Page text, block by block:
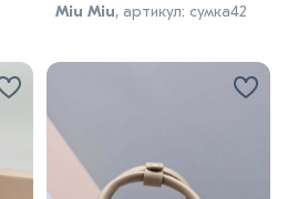
Miu Miu, артикул: сумка42